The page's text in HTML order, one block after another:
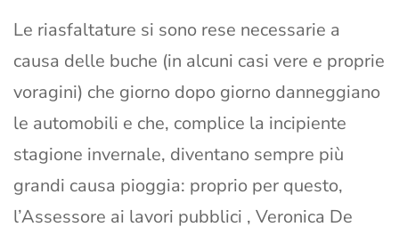
Le riasfaltature si sono rese necessarie a
causa delle buche (in alcuni casi vere e proprie
voragini) che giorno dopo giorno danneggiano
le automobili e che, complice la incipiente
stagione invernale, diventano sempre più
grandi causa pioggia: proprio per questo,
l’Assessore ai lavori pubblici , Veronica De